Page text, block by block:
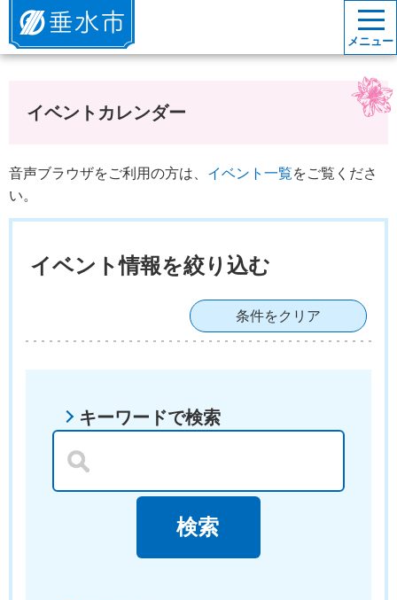
垂水市
メニュー
イベントカレンダー
音声ブラウザをご利用の方は、 イベント一覧をご覧くださ
い。
イベント情報を絞り込む
条件をクリア
キーワードで検索